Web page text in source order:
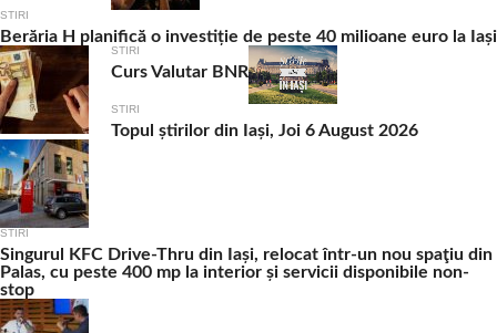
STIRI
Berăria H planifică o investiție de peste 40 milioane euro la Iași
STIRI
Curs Valutar BNR
STIRI
Topul știrilor din Iași, Joi 6 August 2026
STIRI
Singurul KFC Drive-Thru din Iași, relocat într-un nou spaţiu din
Palas, cu peste 400 mp la interior și servicii disponibile non-
stop